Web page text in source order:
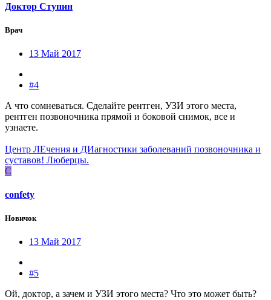
Доктор Ступин
Врач
13 Май 2017
#4
А что сомневаться. Сделайте рентген, УЗИ этого места,
рентген позвоночника прямой и боковой снимок, все и
узнаете.
Центр ЛЕчения и ДИагностики заболеваний позвоночника и
суставов! Люберцы.
C
confety
Новичок
13 Май 2017
#5
Ой, доктор, а зачем и УЗИ этого места? Что это может быть?